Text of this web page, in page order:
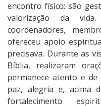
encontro físico: são
valorização da
coordenadores,
ofereceu apoio
precisava. Durante as
Bíblia, realizaram
permanece atento e
paz, alegria e, acima
fortalecimento